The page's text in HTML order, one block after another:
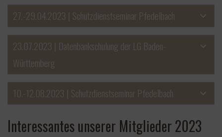
27.-29.04.2023 | Schutzdienstseminar Pfedelbach
23.07.2023 | Datenbankschulung der LG Baden-
Württemberg
10.-12.08.2023 | Schutzdienstseminar Pfedelbach
Interessantes unserer Mitglieder 2023